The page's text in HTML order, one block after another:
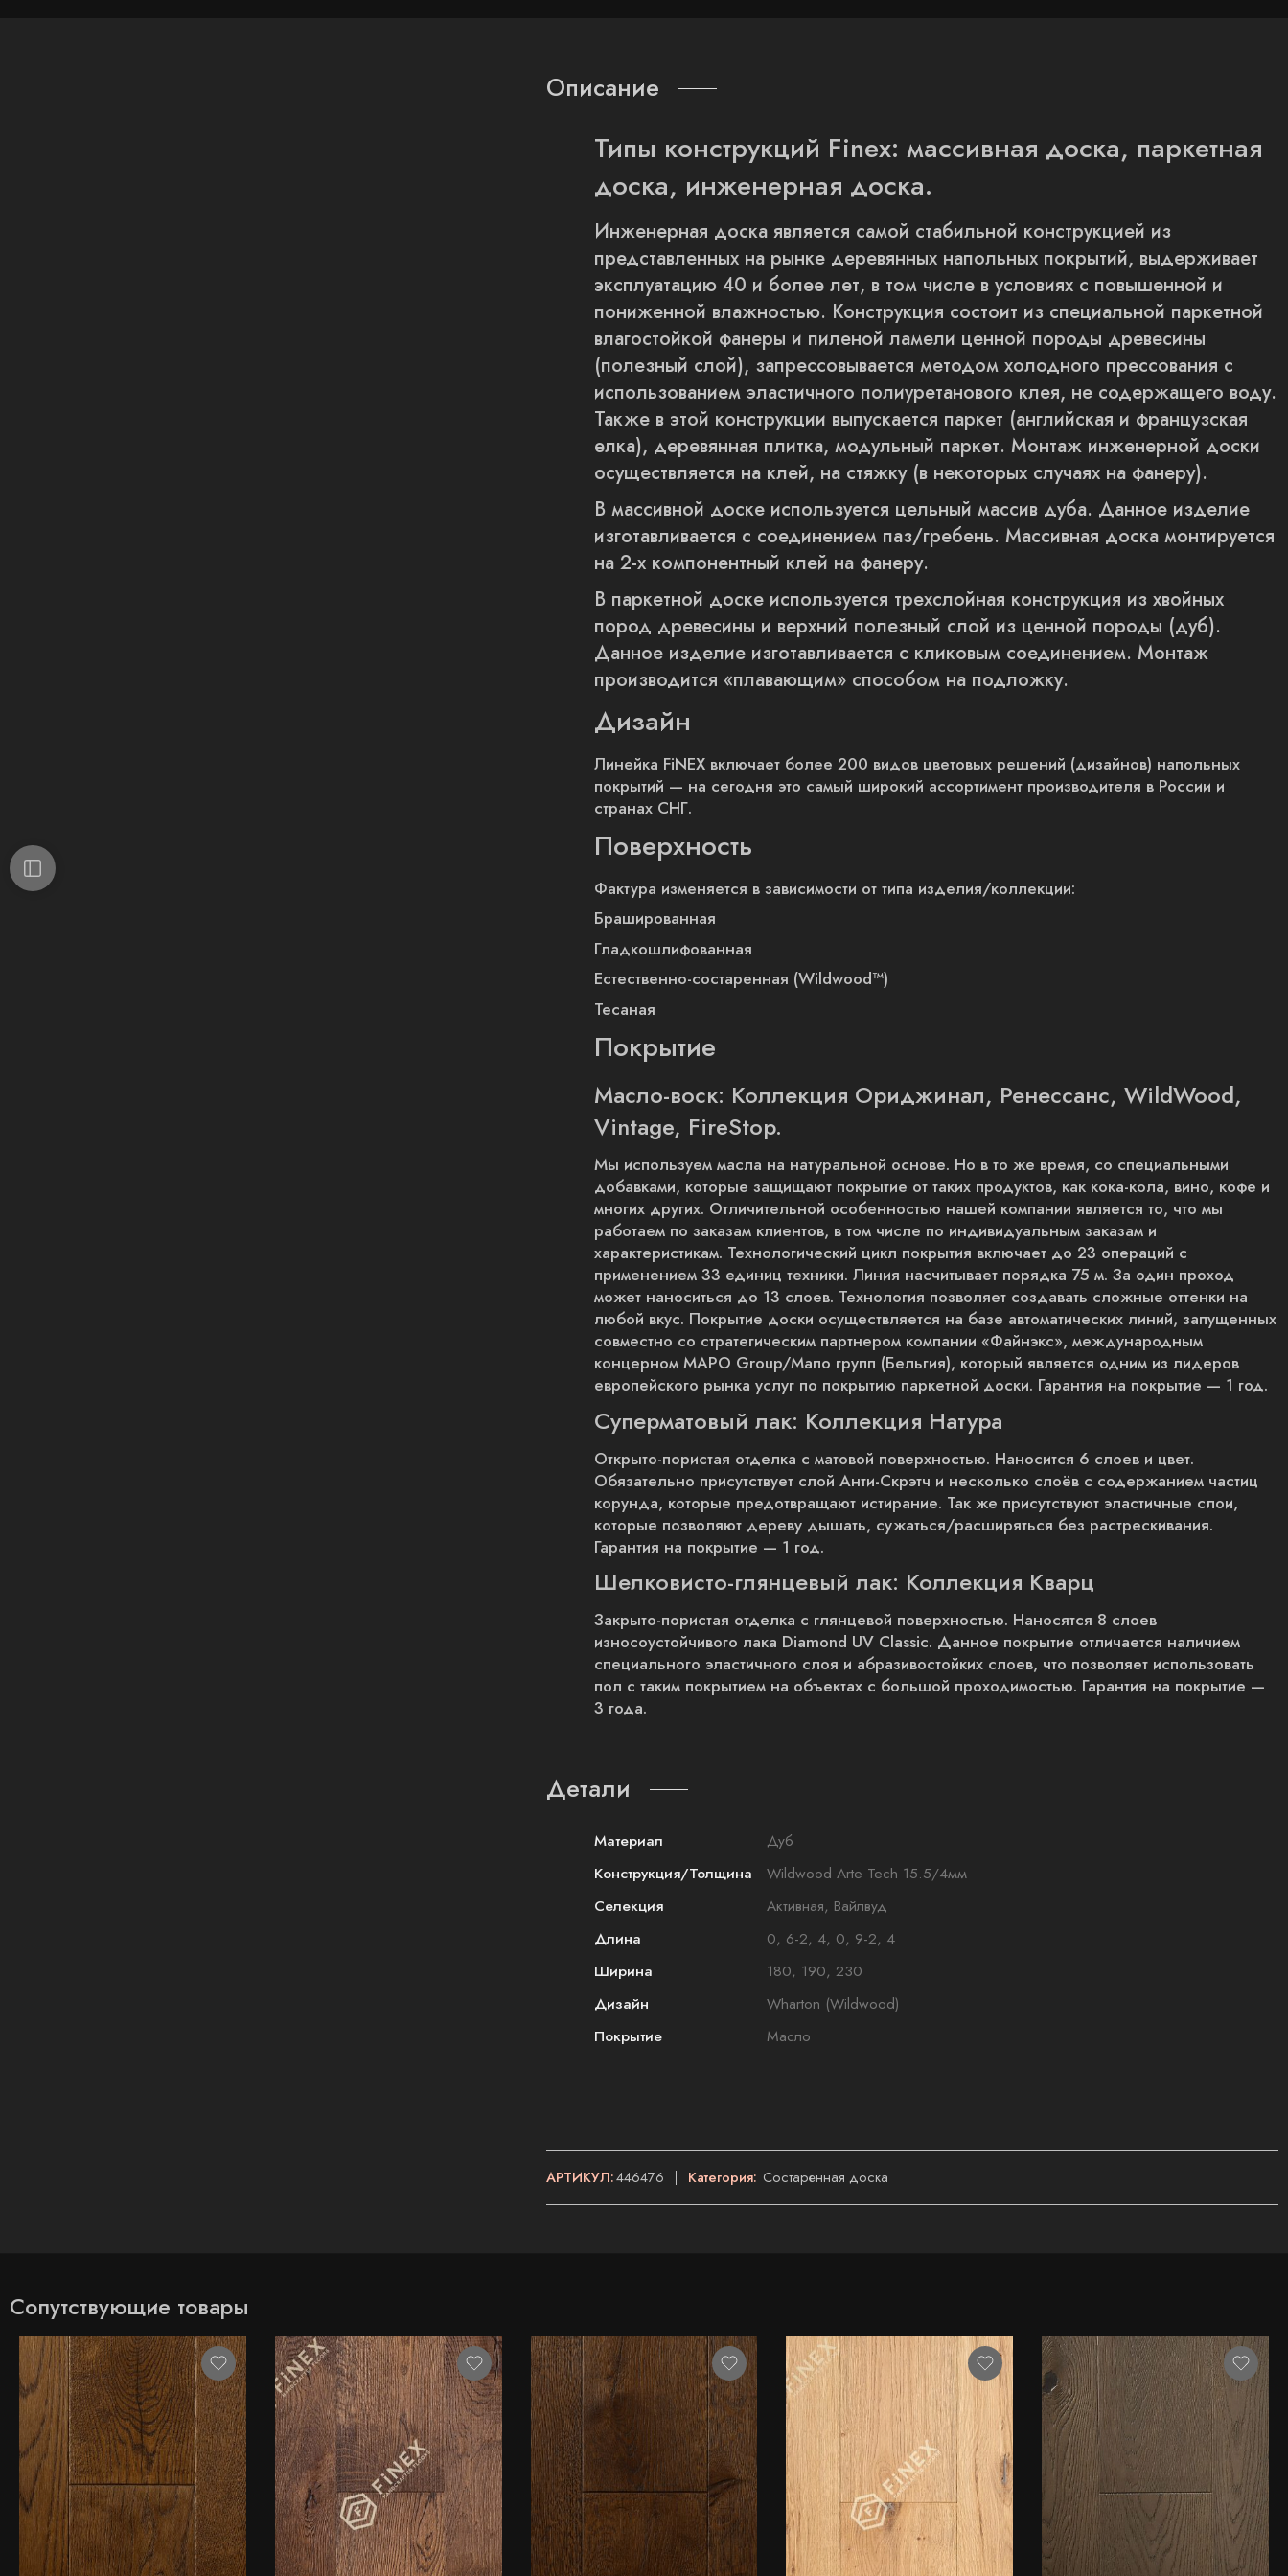
Описание
Типы конструкций Finex: массивная доска, паркетная
доска, инженерная доска.
Инженерная доска является самой стабильной конструкцией из
представленных на рынке деревянных напольных покрытий, выдерживает
эксплуатацию 40 и более лет, в том числе в условиях с повышенной и
пониженной влажностью. Конструкция состоит из специальной паркетной
влагостойкой фанеры и пиленой ламели ценной породы древесины
(полезный слой), запрессовывается методом холодного прессования с
использованием эластичного полиуретанового клея, не содержащего воду.
Также в этой конструкции выпускается паркет (английская и французская
елка), деревянная плитка, модульный паркет. Монтаж инженерной доски
осуществляется на клей, на стяжку (в некоторых случаях на фанеру).
В массивной доске используется цельный массив дуба. Данное изделие
изготавливается с соединением паз/гребень. Массивная доска монтируется
на 2-х компонентный клей на фанеру.
В паркетной доске используется трехслойная конструкция из хвойных
пород древесины и верхний полезный слой из ценной породы (дуб).
Данное изделие изготавливается с кликовым соединением. Монтаж
производится «плавающим» способом на подложку.
Дизайн
Линейка FiNEX включает более 200 видов цветовых решений (дизайнов) напольных
покрытий — на сегодня это самый широкий ассортимент производителя в России и
странах СНГ.
Поверхность
Фактура изменяется в зависимости от типа изделия/коллекции:
Брашированная
Гладкошлифованная
Естественно-состаренная (Wildwood™)
Тесаная
Покрытие
Масло-воск: Коллекция Ориджинал, Ренессанс, WildWood,
Vintage, FireStop.
Мы используем масла на натуральной основе. Но в то же время, со специальными
добавками, которые защищают покрытие от таких продуктов, как кока-кола, вино, кофе и
многих других. Отличительной особенностью нашей компании является то, что мы
работаем по заказам клиентов, в том числе по индивидуальным заказам и
характеристикам. Технологический цикл покрытия включает до 23 операций с
применением 33 единиц техники. Линия насчитывает порядка 75 м. За один проход
может наноситься до 13 слоев. Технология позволяет создавать сложные оттенки на
любой вкус. Покрытие доски осуществляется на базе автоматических линий, запущенных
совместно со стратегическим партнером компании «Файнэкс», международным
концерном MAPO Group/Мапо групп (Бельгия), который является одним из лидеров
европейского рынка услуг по покрытию паркетной доски. Гарантия на покрытие — 1 год.
Суперматовый лак: Коллекция Натура
Открыто-пористая отделка с матовой поверхностью. Наносится 6 слоев и цвет.
Обязательно присутствует слой Анти-Скрэтч и несколько слоёв с содержанием частиц
корунда, которые предотвращают истирание. Так же присутствуют эластичные слои,
которые позволяют дереву дышать, сужаться/расширяться без растрескивания.
Гарантия на покрытие — 1 год.
Шелковисто-глянцевый лак: Коллекция Кварц
Закрыто-пористая отделка с глянцевой поверхностью. Наносятся 8 слоев
износоустойчивого лака Diamond UV Classic. Данное покрытие отличается наличием
специального эластичного слоя и абразивостойких слоев, что позволяет использовать
пол с таким покрытием на объектах с большой проходимостью. Гарантия на покрытие —
3 года.
Детали
Материал
Дуб
Конструкция/Толщина
Wildwood Arte Tech 15.5/4мм
Селекция
Активная, Вайлвуд
Длина
0, 6-2, 4, 0, 9-2, 4
Ширина
180, 190, 230
Дизайн
Wharton (Wildwood)
Покрытие
Масло
АРТИКУЛ:446476 Категория: Состаренная доска
Сопутствующие товары